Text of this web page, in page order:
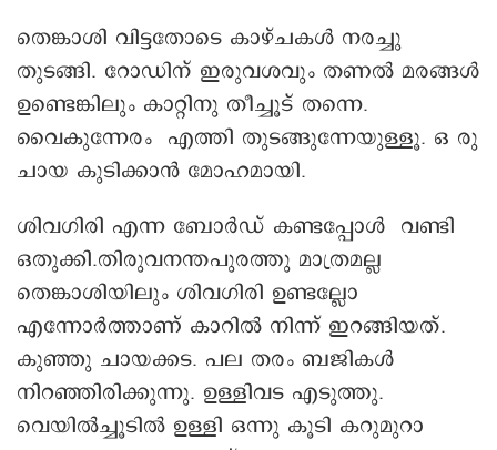
തെങ്കാശി വിട്ടതോടെ കാഴ്ചകൾ നരച്ചു
തുടങ്ങി. റോഡിന് ഇരുവശവും തണൽ മരങ്ങൾ
ഉണ്ടെങ്കിലും കാറ്റിനു തീച്ചൂട് തന്നെ.
വൈകുന്നേരം എത്തി തുടങ്ങുന്നേയുള്ളൂ. ഒ രു
ചായ കുടിക്കാൻ മോഹമായി.
ശിവഗിരി എന്ന ബോർഡ് കണ്ടപ്പോൾ വണ്ടി
ഒതുക്കി.തിരുവനന്തപുരത്തു മാത്രമല്ല
തെങ്കാശിയിലും ശിവഗിരി ഉണ്ടല്ലോ
എന്നോർത്താണ് കാറിൽ നിന്ന് ഇറങ്ങിയത്.
കുഞ്ഞു ചായക്കട. പല തരം ബജികൾ
നിറഞ്ഞിരിക്കുന്നു. ഉള്ളിവട എടുത്തു.
വെയിൽച്ചൂടിൽ ഉള്ളി ഒന്നു കൂടി കറുമുറാ